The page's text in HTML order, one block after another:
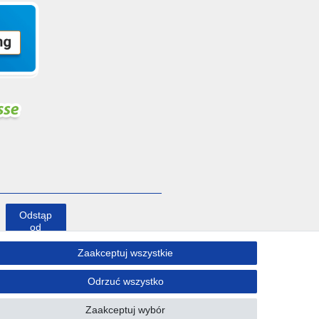
Zaakceptuj wszystkie
Odrzuć wszystko
Zaakceptuj wybór
Odstąp
od
umowy